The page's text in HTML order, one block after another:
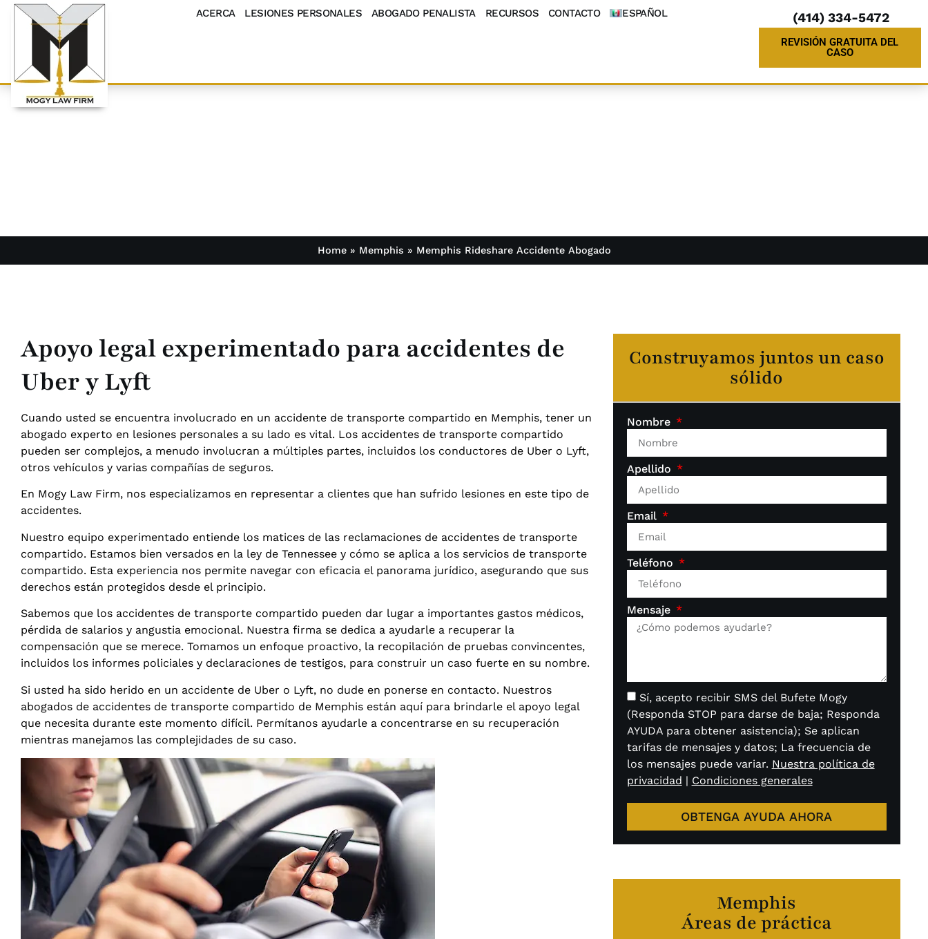
ACERCA LESIONES PERSONALES ABOGADO PENALISTA RECURSOS CONTACTO ESPAÑOL (414) 334-5472
REVISIÓN GRATUITA DEL
CASO
Home» Memphis » Memphis Rideshare Accidente Abogado
Apoyo legal experimentado para accidentes de
Uber y Lyft
Cuando usted se encuentra involucrado en un accidente de transporte compartido en Memphis, tener un
abogado experto en lesiones personales a su lado es vital. Los accidentes de transporte compartido
pueden ser complejos, a menudo involucran a múltiples partes, incluidos los conductores de Uber o Lyft,
otros vehículos y varias compañías de seguros.
En Mogy Law Firm, nos especializamos en representar a clientes que han sufrido lesiones en este tipo de
accidentes.
Nuestro equipo experimentado entiende los matices de las reclamaciones de accidentes de transporte
compartido. Estamos bien versados en la ley de Tennessee y cómo se aplica a los servicios de transporte
compartido. Esta experiencia nos permite navegar con eficacia el panorama jurídico, asegurando que sus
derechos están protegidos desde el principio.
Sabemos que los accidentes de transporte compartido pueden dar lugar a importantes gastos médicos,
pérdida de salarios y angustia emocional. Nuestra firma se dedica a ayudarle a recuperar la
compensación que se merece. Tomamos un enfoque proactivo, la recopilación de pruebas convincentes,
incluidos los informes policiales y declaraciones de testigos, para construir un caso fuerte en su nombre.
Si usted ha sido herido en un accidente de Uber o Lyft, no dude en ponerse en contacto. Nuestros
abogados de accidentes de transporte compartido de Memphis están aquí para brindarle el apoyo legal
que necesita durante este momento difícil. Permítanos ayudarle a concentrarse en su recuperación
mientras manejamos las complejidades de su caso.
Construyamos juntos un caso
sólido
Nombre
Apellido
Email
Teléfono
Mensaje
Sí, acepto recibir SMS del Bufete Mogy
(Responda STOP para darse de baja; Responda
AYUDA para obtener asistencia); Se aplican
tarifas de mensajes y datos; La frecuencia de
los mensajes puede variar. Nuestra política de
privacidad | Condiciones generales
OBTENGA AYUDA AHORA
Memphis
Áreas de práctica